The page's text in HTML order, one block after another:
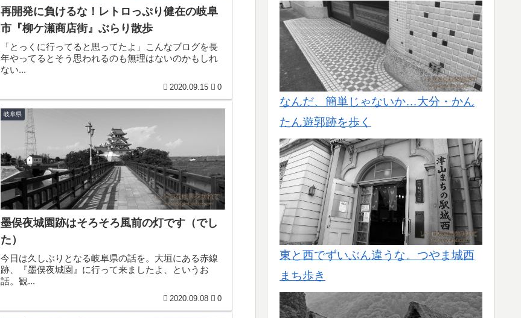
再開発に負けるな！レトロっぷり健在の岐阜
市『柳ケ瀬商店街』ぶらり散歩
「とっくに行ってると思ってたよ」こんなブログを長
年やってるとそう思われるのも無理はないのかもしれ
ない...
2020.09.15 0
岐阜県
墨俣夜城園跡はそろそろ風前の灯です（でし
た）
今日は久しぶりとなる岐阜県の話を。大垣にある赤線
跡、『墨俣夜城園』に行って来ましたよ、というお
話。観...
2020.09.08 0
なんだ、簡単じゃないか…大分・かん
たん遊郭跡を歩く
東と西でずいぶん違うな。つやま城西
まち歩き